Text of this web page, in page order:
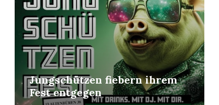
Jungschützen fiebern ihrem
Fest entgegen